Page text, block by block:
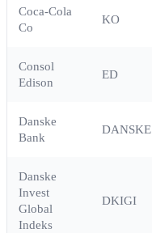
Coca-Cola
Co
KO
Consol
Edison
ED
Danske
Bank
DANSKE
Danske
Invest
Global
Indeks
DKIGI